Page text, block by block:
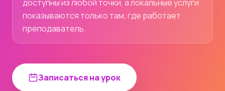
доступны из любой точки, а локальные услуги
показываются только там, где работает
преподаватель.
Записаться на урок